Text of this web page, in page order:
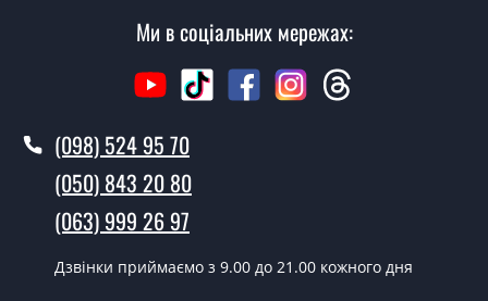
Скільки коштує установка дверей
PА28?
Як швидко можете встановити двері
У той самий день протягом кількох годин, за умови
Ми в соціальних мережах:
(098) 524 95 70
(050) 843 20 80
(063) 999 26 97
Дзвінки приймаємо з 9.00 до 21.00 кожного дня